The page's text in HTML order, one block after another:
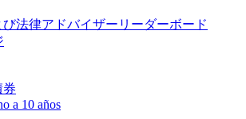
法律アドバイザーリーダーボード
券
a 10 años